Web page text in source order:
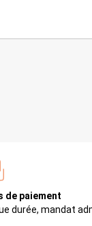
de paiement
durée, mandat